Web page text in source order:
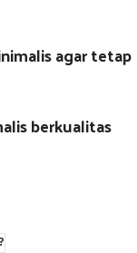
agar tetap
berkualitas